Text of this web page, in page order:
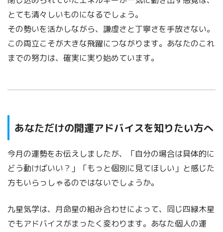
とても清々しいものになるでしょう。
その勢いを活かしながら、謙虚さと丁寧さを手放さない。
この両立こそが大きな飛躍につながります。あなたのこれ
までの努力は、確実に実り始めています。
あなただけの開運アドバイスを知りたい方へ
今月の運勢をお伝えしましたが、「自分の場合は具体的に
どう動けばいい？」「もっと個別に見てほしい」と感じた
方もいらっしゃるのではないでしょうか。
九星気学は、月命星の組み合わせによって、同じ四緑木星
でもアドバイスがまったく変わります。あなた個人の運